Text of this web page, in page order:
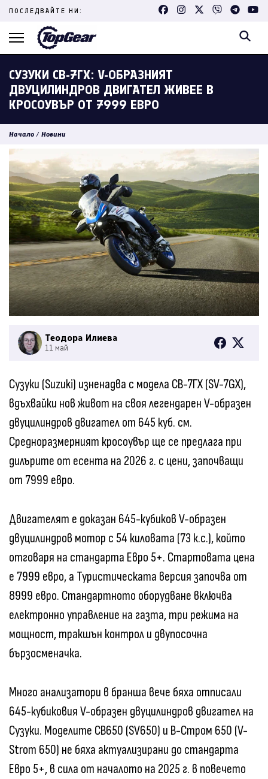
Skip
content
ПОСЛЕДВАЙТЕ НИ:
СУЗУКИ СВ-7ГХ: V-ОБРАЗНИЯТ
ДВУЦИЛИНДРОВ ДВИГАТЕЛ ЖИВЕЕ В
КРОСОУВЪР ОТ 7999 ЕВРО
Начало / Новини
Теодора Илиева
11 май
Сузуки (Suzuki) изненадва с модела СВ-7ГХ (SV-7GX),
вдъхвайки нов живот на своя легендарен V-образен
двуцилиндров двигател от 645 куб. см.
Средноразмерният кросоувър ще се предлага при
дилърите от есента на 2026 г. с цени, започващи
от 7999 евро.
Двигателят е доказан 645-кубиков V-образен
двуцилиндров мотор с 54 киловата (73 к.с.), който
отговаря на стандарта Евро 5+. Стартовата цена
е 7999 евро, а Туристическата версия започва от
8999 евро. Стандартното оборудване включва
електронно управление на газта, три режима на
мощност, тракшън контрол и двупосочна
бързосменачка.
Много анализатори в бранша вече бяха отписали
645-кубиковия V-образен двуцилиндров двигател на
Сузуки. Моделите СВ650 (SV650) и В-Стром 650 (V-
Strom 650) не бяха актуализирани до стандарта
Евро 5+, в сила от началото на 2025 г. в повечето